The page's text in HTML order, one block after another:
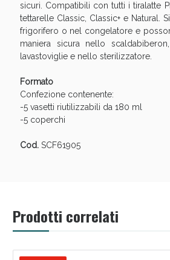
sicuri. Compatibili con tutti i tiralatte
tettarelle Classic, Classic+ e Natural.
frigorifero o nel congelatore e
maniera sicura nello
lavastoviglie e nello sterilizzatore.
Formato
Confezione contenente:
-5 vasetti riutilizzabili da 180 ml
-5 coperchi
Cod.SCF61905
Prodotti correlati